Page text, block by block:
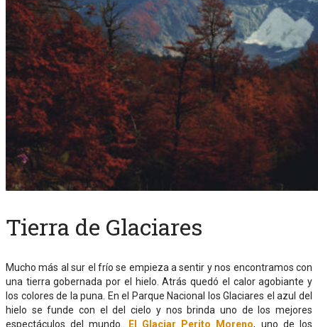
Tierra de Glaciares
Mucho más al sur el frío se empieza a sentir y nos encontramos con
una tierra gobernada por el hielo. Atrás quedó el calor agobiante y
los colores de la puna. En el Parque Nacional los Glaciares el azul del
hielo se funde con el del cielo y nos brinda uno de los mejores
espectáculos del mundo.
El Glaciar Perito Moreno, uno de los